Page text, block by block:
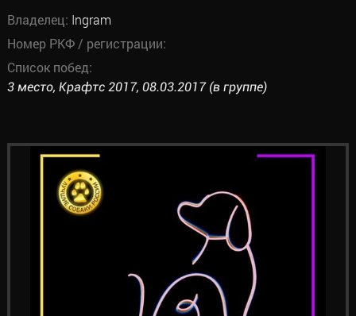
Владелец: Ingram
Номер РКФ / регистрации:
Список побед:
3 место, Крафтс 2017, 08.03.2017 (в группе)